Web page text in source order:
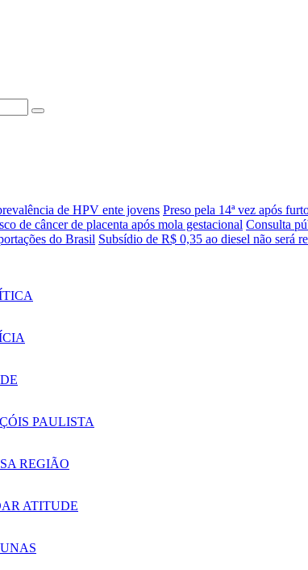
de HPV ente jovens Preso pela 14ª vez após
de câncer de placenta após mola gestacional Consulta
do Brasil Subsídio de R$ 0,35 ao diesel não será